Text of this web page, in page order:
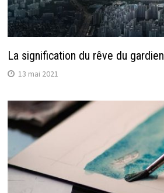
La signification du rêve du gardien
13 mai 2021